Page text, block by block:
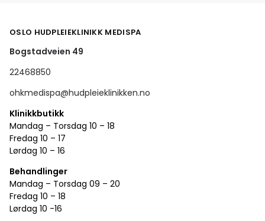
OSLO HUDPLEIEKLINIKK MEDISPA
Bogstadveien 49
22468850
ohkmedispa@hudpleieklinikken.no
Klinikkbutikk
Mandag – Torsdag 10 – 18
Fredag 10 – 17
Lørdag 10 – 16
Behandlinger
Mandag – Torsdag 09 – 20
Fredag 10 – 18
Lørdag 10 -16